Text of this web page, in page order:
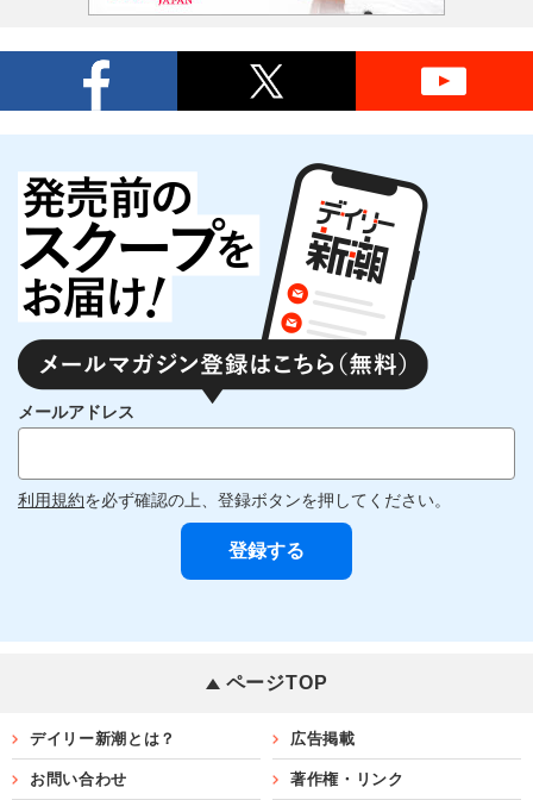
メールアドレス
利用規約を必ず確認の上、登録ボタンを押してください。
ページTOP
デイリー新潮とは？ 広告掲載
お問い合わせ 著作権・リンク